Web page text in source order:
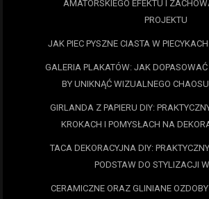
AMATORSKIEGO EFEKTU I
PROJEKTU
JAK PIEC PYSZNE CIASTA W
GALERIA PLAKATÓW: JAK DOPASOWAĆ
BY UNIKNĄĆ WIZUALNEGO
GIRLANDA Z PAPIERU DIY:
KROKACH I POMYSŁACH NA
TACA DEKORACYJNA DIY:
PODSTAW DO STYLIZACJI
CERAMICZNE ORAZ GLINIANE